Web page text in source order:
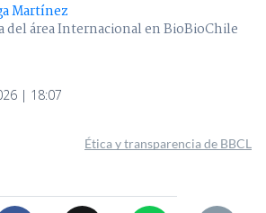
Martínez
del área Internacional en BioBioChile
| 18:07
Ética y transparencia de BBCL